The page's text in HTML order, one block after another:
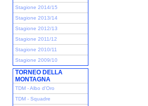
Stagione 2014/15
Stagione 2013/14
Stagione 2012/13
Stagione 2011/12
Stagione 2010/11
Stagione 2009/10
TORNEO DELLA
MONTAGNA
TDM - Albo d'Oro
TDM - Squadre